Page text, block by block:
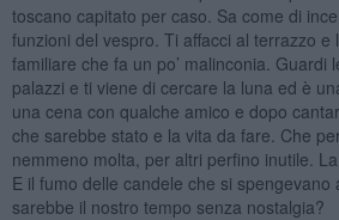
toscano capitato per caso. Sa come di
funzioni del vespro. Ti affacci al terrazzo e
familiare che fa un po’ malinconia. Guardi
palazzi e ti viene di cercare la luna ed è
una cena con qualche amico e dopo
che sarebbe stato e la vita da fare. Che
nemmeno molta, per altri perfino inutile. La
E il fumo delle candele che si spengevano
sarebbe il nostro tempo senza nostalgia?